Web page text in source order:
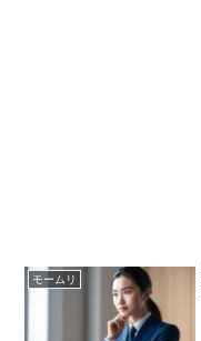
モームリ